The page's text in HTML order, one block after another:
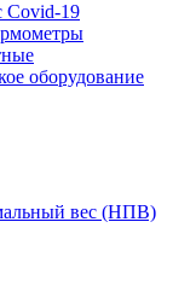
Covid-19
оборудование
вес (НПВ)